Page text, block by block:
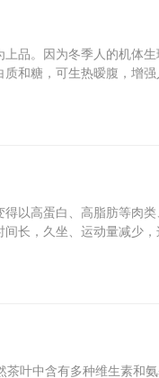
品。因为冬季人的机体
和糖，可生热暧腹，增
以高蛋白、高脂肪等肉
长，久坐、运动量减少，
叶中含有多种维生素和